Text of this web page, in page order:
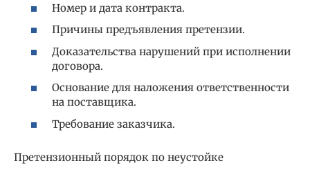
Номер и дата контракта.
Причины предъявления претензии.
Доказательства нарушений при исполнении
договора.
Основание для наложения ответственности
на поставщика.
Требование заказчика.
Претензионный порядок по неустойке